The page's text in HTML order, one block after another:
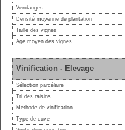
Vendanges
Densité moyenne de plantation
Taille des vignes
Age moyen des vignes
Vinification - Elevage
Sélection parcélaire
Tri des raisins
Méthode de vinification
Type de cuve